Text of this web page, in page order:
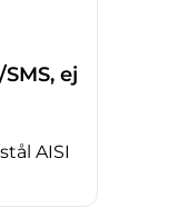
ej
AISI